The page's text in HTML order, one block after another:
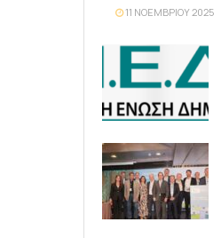
11 ΝΟΕΜΒΡΊΟΥ 2025